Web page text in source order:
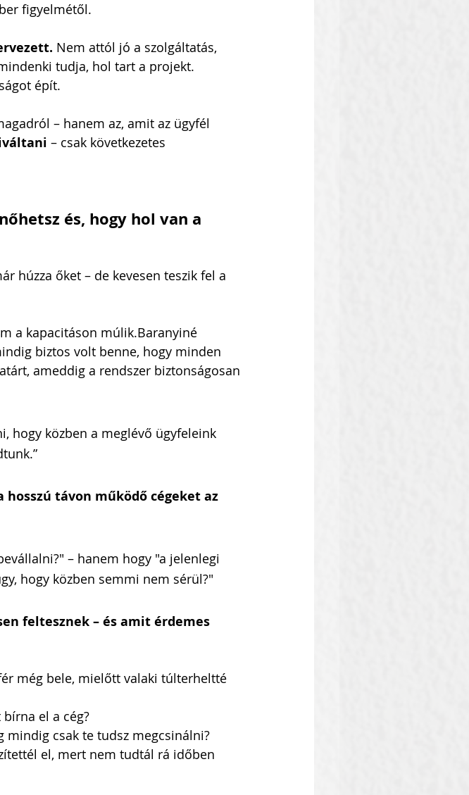
figyelmétől.
Nem attól jó a szolgáltatás,
mindenki tudja, hol tart a projekt.
épít.
– hanem az, amit az ügyfél
– csak következetes
és, hogy hol van a
húzza őket – de kevesen teszik fel a
a kapacitáson múlik.Baranyiné
biztos volt benne, hogy minden
ameddig a rendszer biztonságosan
hogy közben a meglévő ügyfeleink
hosszú távon működő cégeket az
– hanem hogy "a jelenlegi
hogy közben semmi nem sérül?"
feltesznek – és amit érdemes
még bele, mielőtt valaki túlterheltté
el a cég?
csak te tudsz megcsinálni?
el, mert nem tudtál rá időben